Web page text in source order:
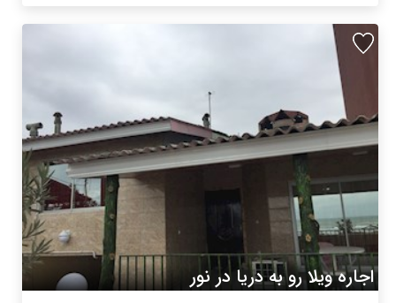
اجاره ویلا رو به دریا در نور